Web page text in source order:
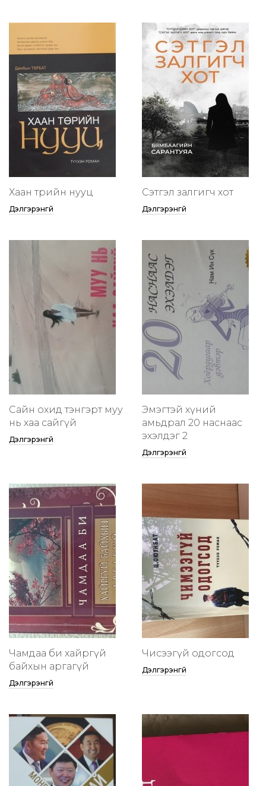
Хаан төрийн нууц
Дэлгэрэнгүй
Сэтгэл залгигч хот
Дэлгэрэнгүй
Сайн охид тэнгэрт муу
нь хаа сайгүй
Дэлгэрэнгүй
Эмэгтэй хүний
амьдрал 20 наснаас
эхэлдэг 2
Дэлгэрэнгүй
Чамдаа би хайргүй
байхын аргагүй
Дэлгэрэнгүй
Чисээгүй одогсод
Дэлгэрэнгүй